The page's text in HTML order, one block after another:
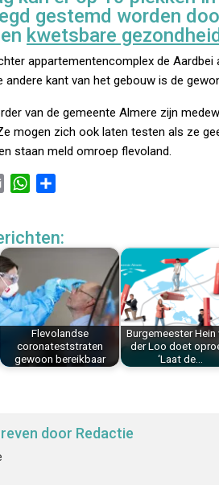
gestemd worden
kwetsbare gezondheid
appartementencomplex de Aardbei
andere kant van het gebouw is de
van de gemeente Almere zijn
mogen zich ook laten testen als ze
staan meld omroep flevoland.
i
l
W
t
p
p
e
Flevolandse
coronateststraten
gewoon bereikbaar
Burgemeester Hein
der Loo doet
‘Laat de…
door Redactie